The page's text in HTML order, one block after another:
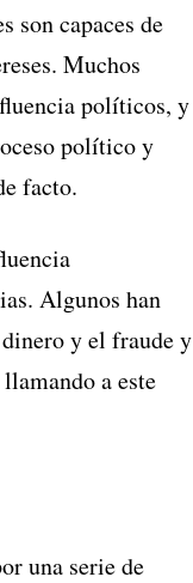
son capaces de
Muchos
políticos, y
político y
facto.
Algunos han
y el fraude y
a este
una serie de